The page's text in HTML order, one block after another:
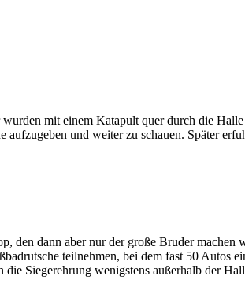
mit einem Katapult quer durch die
aufzugeben und weiter zu schauen. Später
den dann aber nur der große Bruder machen
teilnehmen, bei dem fast 50 Autos
die Siegerehrung wenigstens außerhalb der